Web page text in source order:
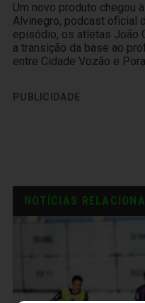
Um novo produto chegou
Alvinegro, podcast oficial
episódio, os atletas João
a transição da base ao
entre Cidade Vozão e
PUBLICIDADE
NOTÍCIAS